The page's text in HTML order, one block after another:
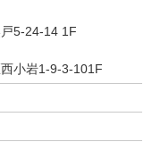
5-24-14 1F
小岩1-9-3-101F